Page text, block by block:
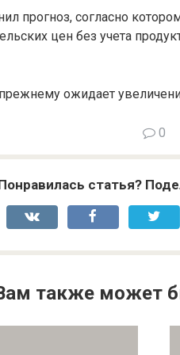
прогноз, согласно
цен без учета
ожидает
0
статья?
также может